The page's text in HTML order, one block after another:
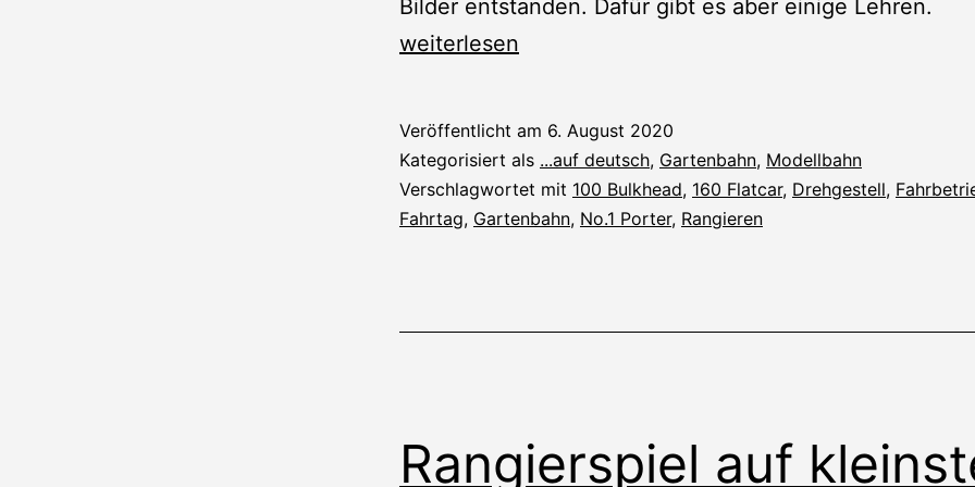
Bilder entstanden. Dafür gibt es aber einige Lehren.
Sommer-
2020
weiterlesen
Veröffentlicht am 6. August 2020
Kategorisiert als ...auf deutsch, Gartenbahn, Modellbahn
Verschlagwortet mit 100 Bulkhead, 160 Flatcar, Drehgestell,
Fahrtag, Gartenbahn, No.1 Porter, Rangieren
Rangierspiel auf